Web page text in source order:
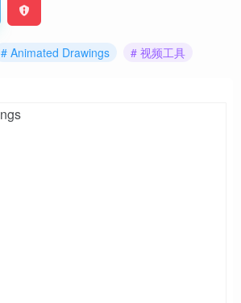
# Animated Drawings # 视频工具